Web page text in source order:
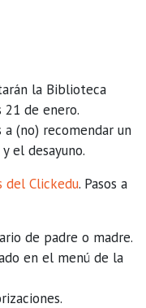
la Biblioteca
de enero.
a (no) recomendar un
el desayuno.
del Clickedu. Pasos a
de padre o madre.
en el menú de la